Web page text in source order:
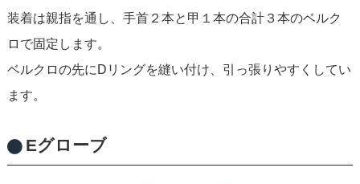
装着は親指を通し、手首２本と甲１本の合計３本のベルク
ロで固定します。
ベルクロの先にDリングを縫い付け、引っ張りやすくしてい
ます。
Eグローブ